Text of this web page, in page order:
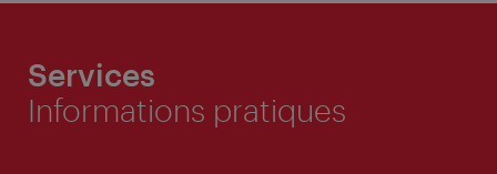
Services
Informations pratiques